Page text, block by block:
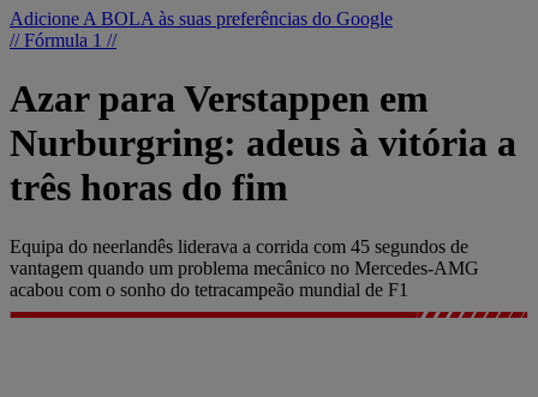
Adicione A BOLA às suas preferências do Google
// Fórmula 1 //
Azar para Verstappen em
Nurburgring: adeus à vitória a
três horas do fim
Equipa do neerlandês liderava a corrida com 45 segundos de
vantagem quando um problema mecânico no Mercedes-AMG
acabou com o sonho do tetracampeão mundial de F1